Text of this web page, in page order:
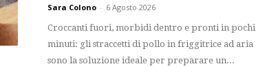
Sara Colono - 6 Agosto 2026
Croccanti fuori, morbidi dentro e pronti in pochi
minuti: gli straccetti di pollo in friggitrice ad aria
sono la soluzione ideale per preparare un...